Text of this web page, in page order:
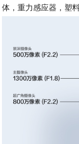
体，重力感应器，塑